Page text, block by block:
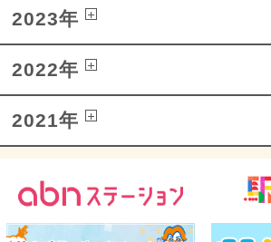
2023年
2022年
2021年